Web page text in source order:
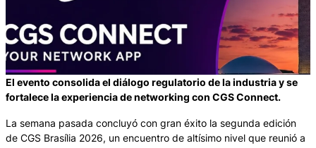
El evento consolida el diálogo regulatorio de la industria y se
fortalece la experiencia de networking con CGS Connect.
La semana pasada concluyó con gran éxito la segunda edición
de CGS Brasília 2026, un encuentro de altísimo nivel que reunió a